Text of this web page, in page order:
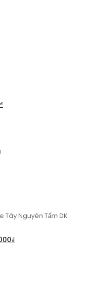
₫
Tây Nguyên Tấm DK
₫